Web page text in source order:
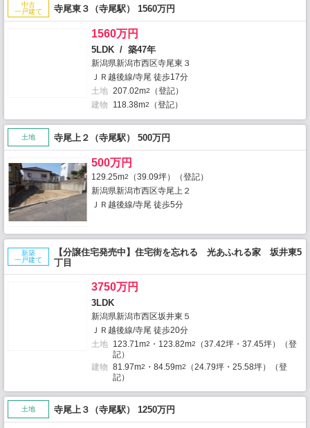
中古
一戸建て
寺尾東３（寺尾駅） 1560万円
1560万円
5LDK / 築47年
新潟県新潟市西区寺尾東３
ＪＲ越後線/寺尾 徒歩17分
土地 207.02m2
（登記）
建物
118.38m2 （登記）
土地 寺尾上２（寺尾駅） 500万円
500万円
129.25m2
（39.09坪）（登記）
新潟県新潟市西区寺尾上２
ＪＲ越後線/寺尾 徒歩5分
新築
一戸建て
【分譲住宅発売中】住宅街を忘れる 光あふれる家 坂井東5
丁目
3750万円
3LDK
新潟県新潟市西区坂井東５
ＪＲ越後線/寺尾 徒歩20分
土地 123.71m2 ・123.82m2
（37.42坪・37.45坪）（登
記）
建物 81.97m2 ・84.59m2
（24.79坪・25.58坪）（登
記）
土地 寺尾上３（寺尾駅） 1250万円